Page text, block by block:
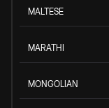
MALTESE
MARATHI
MONGOLIAN